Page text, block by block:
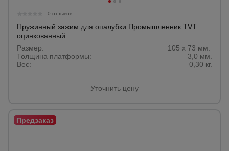
0 отзывов
Пружинный зажим для опалубки Промышленник TVT
оцинкованный
Размер:
105 х 73 мм.
Толщина платформы:
3,0 мм.
Вес:
0,30 кг.
Уточнить цену